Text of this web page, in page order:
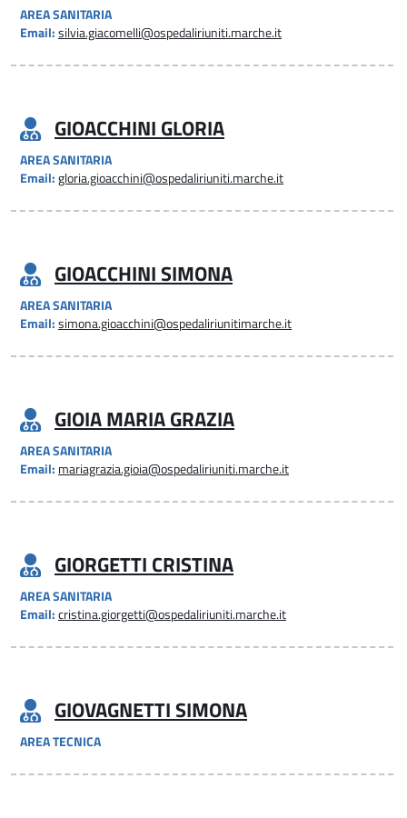
AREA SANITARIA
Email: silvia.giacomelli@ospedaliriuniti.marche.it
GIOACCHINI GLORIA
AREA SANITARIA
Email: gloria.gioacchini@ospedaliriuniti.marche.it
GIOACCHINI SIMONA
AREA SANITARIA
Email: simona.gioacchini@ospedaliriunitimarche.it
GIOIA MARIA GRAZIA
AREA SANITARIA
Email: mariagrazia.gioia@ospedaliriuniti.marche.it
GIORGETTI CRISTINA
AREA SANITARIA
Email: cristina.giorgetti@ospedaliriuniti.marche.it
GIOVAGNETTI SIMONA
AREA TECNICA